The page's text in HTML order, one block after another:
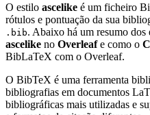
O estilo ascelike é um ficheiro
rótulos e pontuação da sua
.bib. Abaixo há um resumo
ascelike no Overleafe como o
BibLaTeX com o Overleaf.
O BibTeX é uma ferramenta
bibliografias em documentos
bibliográficas mais utilizadas e